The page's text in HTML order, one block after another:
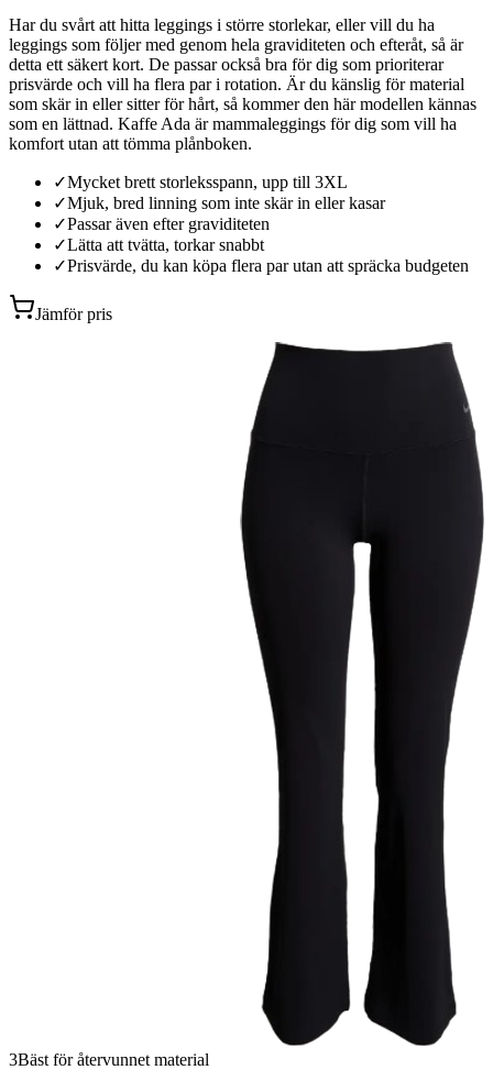
Har du svårt att hitta leggings i större storlekar, eller vill du ha
leggings som följer med genom hela graviditeten och efteråt, så är
detta ett säkert kort. De passar också bra för dig som prioriterar
prisvärde och vill ha flera par i rotation. Är du känslig för material
som skär in eller sitter för hårt, så kommer den här modellen kännas
som en lättnad. Kaffe Ada är mammaleggings för dig som vill ha
komfort utan att tömma plånboken.
✓Mycket brett storleksspann, upp till 3XL
✓Mjuk, bred linning som inte skär in eller kasar
✓Passar även efter graviditeten
✓Lätta att tvätta, torkar snabbt
✓Prisvärde, du kan köpa flera par utan att spräcka budgeten
Jämför pris
3Bäst för återvunnet material